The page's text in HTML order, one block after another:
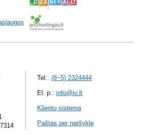
Tel.: (8~5) 2324444
El. p.: info@iv.lt
Klientų sistema
Paštas per naršyklę